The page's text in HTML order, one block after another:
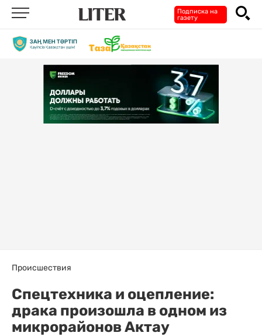
Подписка на
газету
Происшествия
Спецтехника и оцепление:
драка произошла в одном из
микрорайонов Актау